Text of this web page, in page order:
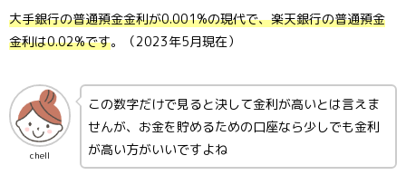
大手銀行の普通預金金利が0.001%の現代で、楽天銀行の普通預金
金利は0.02%です。（2023年5月現在）
chell
この数字だけで見ると決して金利が高いとは言えま
せんが、お金を貯めるための口座なら少しでも金利
が高い方がいいですよね